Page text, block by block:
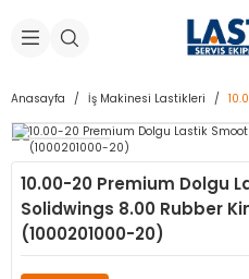
Geri Dön
Makineleri
Geri Dön
Geri Dön
İç Lastikleri
Geri Dön
Geri Dön
Geri Dön
Geri Dön
Makinesi Yedek Parçaları
Yedek Parçaları
Anasayfa İş Makinesi Lastikleri
10.00-20 Premium Dolgu
Solidwings 8.00 Rubber
(1000201000-20)